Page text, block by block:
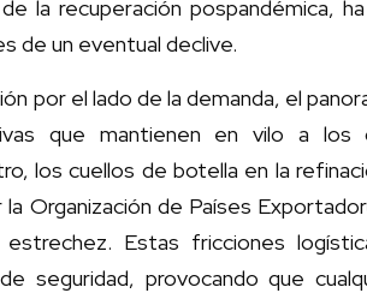
la recuperación pospandémica,
de un eventual declive.
por el lado de la demanda, el
que mantienen en vilo a los
los cuellos de botella en la
Organización de Países
Estas fricciones
seguridad, provocando que